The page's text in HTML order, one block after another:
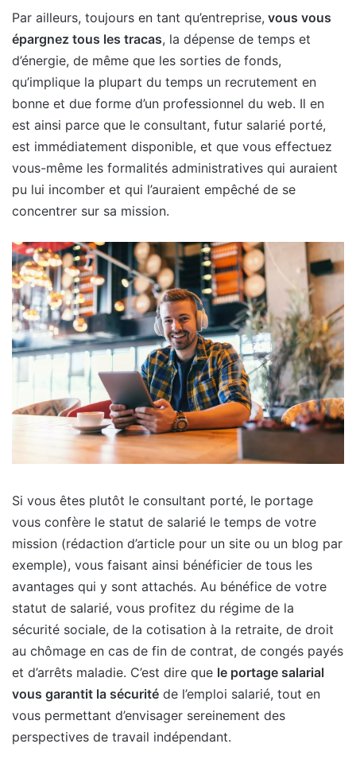
Par ailleurs, toujours en tant qu’entreprise, vous vous
épargnez tous les tracas, la dépense de temps et
d’énergie, de même que les sorties de fonds,
qu’implique la plupart du temps un recrutement en
bonne et due forme d’un professionnel du web. Il en
est ainsi parce que le consultant, futur salarié porté,
est immédiatement disponible, et que vous effectuez
vous-même les formalités administratives qui auraient
pu lui incomber et qui l’auraient empêché de se
concentrer sur sa mission.
Si vous êtes plutôt le consultant porté, le portage
vous confère le statut de salarié le temps de votre
mission (rédaction d’article pour un site ou un blog par
exemple), vous faisant ainsi bénéficier de tous les
avantages qui y sont attachés. Au bénéfice de votre
statut de salarié, vous profitez du régime de la
sécurité sociale, de la cotisation à la retraite, de droit
au chômage en cas de fin de contrat, de congés payés
et d’arrêts maladie. C’est dire que le portage salarial
vous garantit la sécurité de l’emploi salarié, tout en
vous permettant d’envisager sereinement des
perspectives de travail indépendant.